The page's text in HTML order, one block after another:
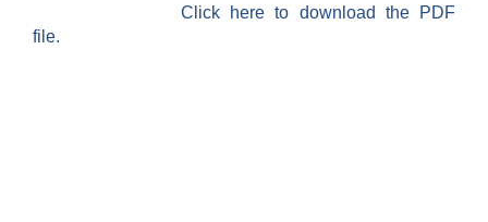
Click here to download the PDF
file.